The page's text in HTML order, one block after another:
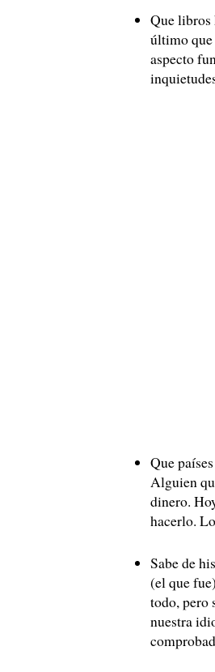
Que libros
último que
aspecto
Que
Alguien
dinero.
hacerlo.
Sabe de
(el que
todo, pero
nuestra